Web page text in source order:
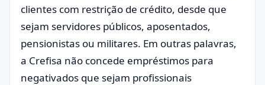
clientes com restrição de crédito, desde que
sejam servidores públicos, aposentados,
pensionistas ou militares. Em outras palavras,
a Crefisa não concede empréstimos para
negativados que sejam profissionais